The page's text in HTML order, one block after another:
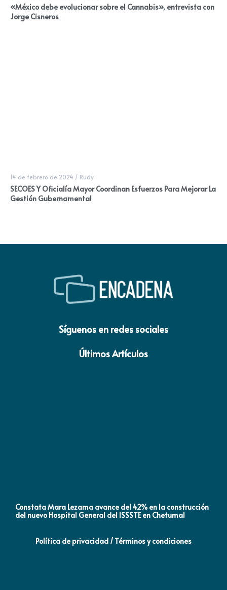
«México debe evolucionar sobre el Cannabis», entrevista con
Jorge Cisneros
14 de febrero de 2024 / Rudy
SECOES Y Oficialía Mayor Coordinan Esfuerzos Para Mejorar La
Gestión Gubernamental
Síguenos en redes sociales
Últimos Artículos
Constata Mara Lezama avance del 42% en la construcción
del nuevo Hospital General del ISSSTE en Chetumal
Política de privacidad / Términos y condiciones